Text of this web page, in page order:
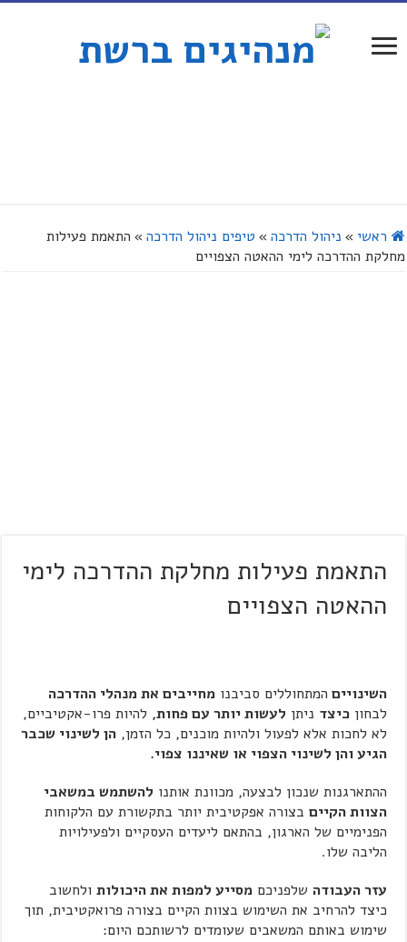
ראשי » ניהול הדרכה » טיפים ניהול הדרכה » התאמת פעילות
מחלקת ההדרכה לימי ההאטה הצפויים
התאמת פעילות מחלקת ההדרכה לימי
ההאטה הצפויים
השינויים המתחוללים סביבנומחייבים את מנהלי ההדרכה
לבחוןכיצד ניתן לעשות יותר עם פחות, להיות פרו-אקטיביים,
לא לחכות אלא לפעול ולהיות מוכנים, כל הזמן,הן לשינוי שכבר
הגיע והן לשינוי הצפוי או שאיננו צפוי.
ההתארגנות שנכון לבצעה, מכוונת אותנו להשתמש במשאבי
הצוות הקיים בצורה אפקטיבית יותר בתקשורת עם הלקוחות
הפנימיים של הארגון, בהתאם ליעדים העסקיים ולפעילויות
הליבה שלו.
עזר העבודה שלפניכםמסייע למפות את היכולות ולחשוב
כיצד להרחיב את השימוש בצוות הקיים בצורה פרואקטיבית, תוך
שימוש באותם המשאבים שעומדים לרשותכם היום: